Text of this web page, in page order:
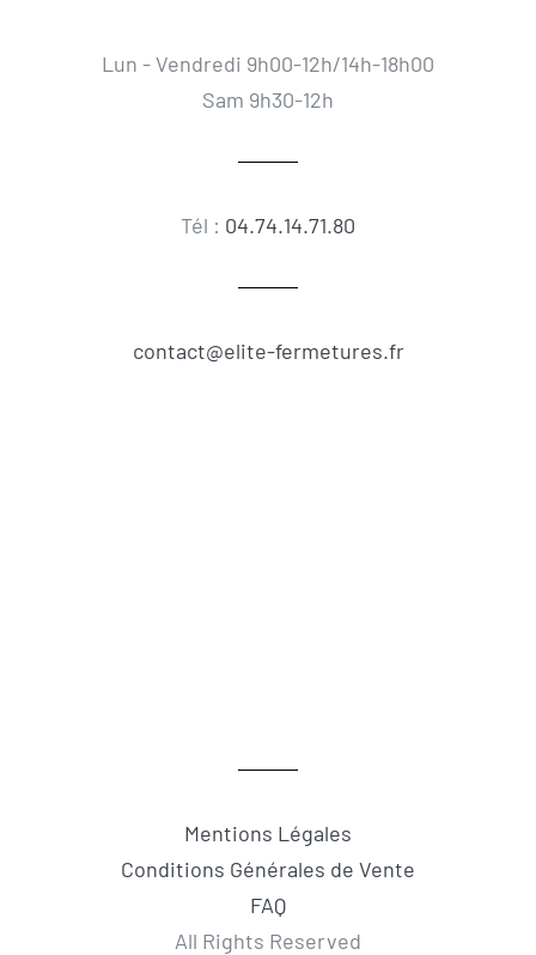
Lun - Vendredi 9h00-12h/14h-18h00
Sam 9h30-12h
Tél : 04.74.14.71.80
contact@elite-fermetures.fr
Mentions Légales
Conditions Générales de Vente
FAQ
All Rights Reserved